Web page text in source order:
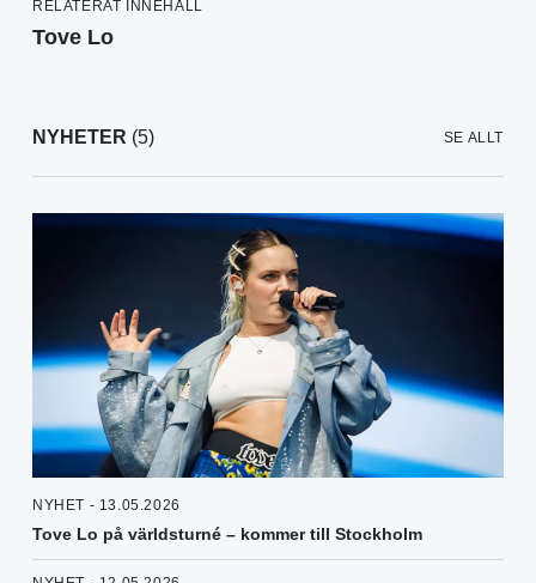
RELATERAT INNEHÅLL
Tove Lo
NYHETER (5) SE ALLT
NYHET - 13.05.2026
Tove Lo på världsturné – kommer till Stockholm